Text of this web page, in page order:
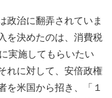
政治に翻弄されていま
を決めたのは、消費税
実施してもらいたい
れに対して、安倍政権
を米国から招き、「１